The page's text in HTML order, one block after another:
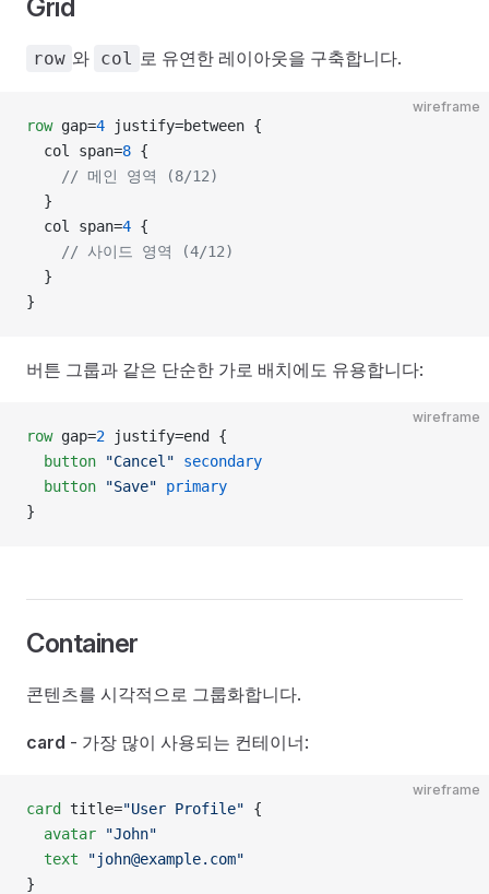
Grid
row 와 col 로 유연한 레이아웃을 구축합니다.
wireframe
row gap=4 justify=between {
  col span=
8 {
    // 메인 영역 (8/12)
  }
  col span=
4 {
    // 사이드 영역 (4/12)
  }
}
버튼 그룹과 같은 단순한 가로 배치에도 유용합니다:
wireframe
row gap=2 justify=end {
  button
"Cancel" secondary
  button
"Save" primary
}
Container
콘텐츠를 시각적으로 그룹화합니다.
card - 가장 많이 사용되는 컨테이너:
wireframe
card title="User Profile" {
  avatar
"John"
  text
"john@example.com"
}